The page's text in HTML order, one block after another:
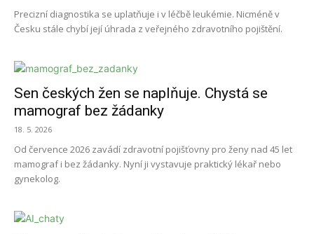
Precizní diagnostika se uplatňuje i v léčbě leukémie. Nicméně v
Česku stále chybí její úhrada z veřejného zdravotního pojištění.
Sen českých žen se naplňuje. Chystá se
mamograf bez žádanky
18. 5. 2026
Od července 2026 zavádí zdravotní pojišťovny pro ženy nad 45 let
mamograf i bez žádanky. Nyní ji vystavuje praktický lékař nebo
gynekolog.